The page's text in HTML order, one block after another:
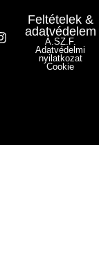
Feltételek &
adatvédelem
Á.SZ.F.
Adatvédelmi
nyilatkozat
Cookie